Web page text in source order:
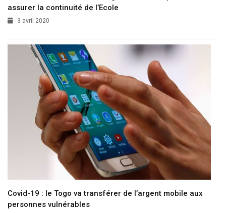
assurer la continuité de l’Ecole
3 avril 2020
Covid-19 : le Togo va transférer de l’argent mobile aux
personnes vulnérables